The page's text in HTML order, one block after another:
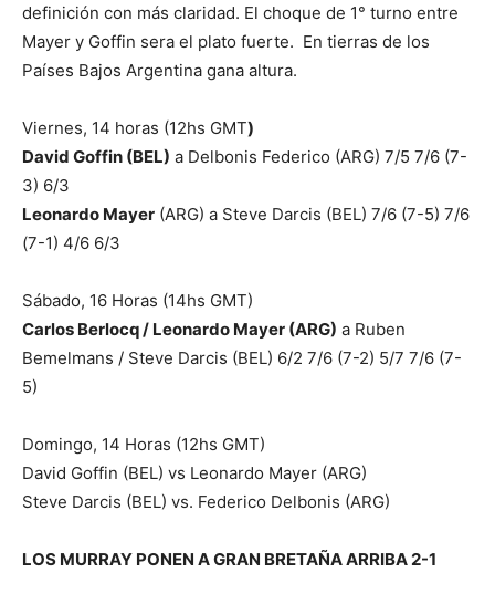
definición con más claridad. El choque de 1° turno entre
Mayer y Goffin sera el plato fuerte. En tierras de los
Países Bajos Argentina gana altura.
Viernes, 14 horas (12hs GMT)
David Goffin (BEL) a Delbonis Federico (ARG) 7/5 7/6 (7-
3) 6/3
Leonardo Mayer (ARG) a Steve Darcis (BEL) 7/6 (7-5) 7/6
(7-1) 4/6 6/3
Sábado, 16 Horas (14hs GMT)
Carlos Berlocq / Leonardo Mayer (ARG) a Ruben
Bemelmans / Steve Darcis (BEL) 6/2 7/6 (7-2) 5/7 7/6 (7-
5)
Domingo, 14 Horas (12hs GMT)
David Goffin (BEL) vs Leonardo Mayer (ARG)
Steve Darcis (BEL) vs. Federico Delbonis (ARG)
LOS MURRAY PONEN A GRAN BRETAÑA ARRIBA 2-1